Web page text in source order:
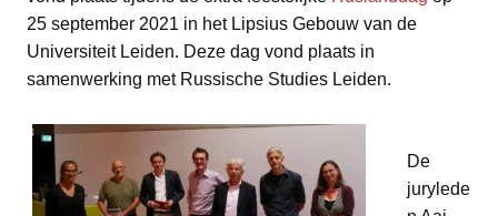
25 september 2021 in het Lipsius Gebouw van de
Universiteit Leiden. Deze dag vond plaats in
samenwerking met Russische Studies Leiden.
De
jurylede